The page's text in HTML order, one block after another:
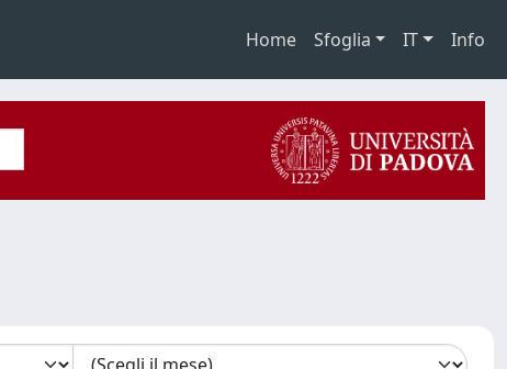
Home Sfoglia IT Info